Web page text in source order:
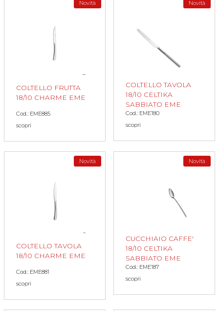
Novità
COLTELLO FRUTTA
18/10 CHARME EME
Cod.: EME885
scopri
Novità
COLTELLO TAVOLA
18/10 CELTIKA
SABBIATO EME
Cod.: EME180
scopri
Novità
COLTELLO TAVOLA
18/10 CHARME EME
Cod.: EME881
scopri
Novità
CUCCHIAIO CAFFE'
18/10 CELTIKA
SABBIATO EME
Cod.: EME187
scopri